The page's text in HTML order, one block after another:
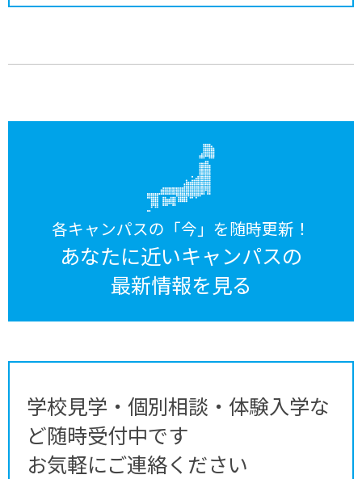
各キャンパスの「今」を随時更新！
あなたに近いキャンパスの
最新情報を見る
学校見学・個別相談・体験入学な
ど随時受付中です
お気軽にご連絡ください